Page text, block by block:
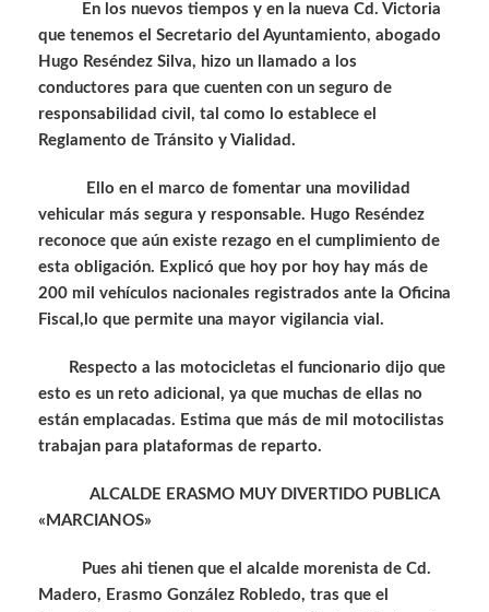
En los nuevos tiempos y en la nueva Cd. Victoria
que tenemos el Secretario del Ayuntamiento, abogado
Hugo Reséndez Silva, hizo un llamado a los
conductores para que cuenten con un seguro de
responsabilidad civil, tal como lo establece el
Reglamento de Tránsito y Vialidad.
Ello en el marco de fomentar una movilidad
vehicular más segura y responsable. Hugo Reséndez
reconoce que aún existe rezago en el cumplimiento de
esta obligación. Explicó que hoy por hoy hay más de
200 mil vehículos nacionales registrados ante la Oficina
Fiscal,lo que permite una mayor vigilancia vial.
Respecto a las motocicletas el funcionario dijo que
esto es un reto adicional, ya que muchas de ellas no
están emplacadas. Estima que más de mil motocilistas
trabajan para plataformas de reparto.
ALCALDE ERASMO MUY DIVERTIDO PUBLICA
«MARCIANOS»
Pues ahi tienen que el alcalde morenista de Cd.
Madero, Erasmo González Robledo, tras que el